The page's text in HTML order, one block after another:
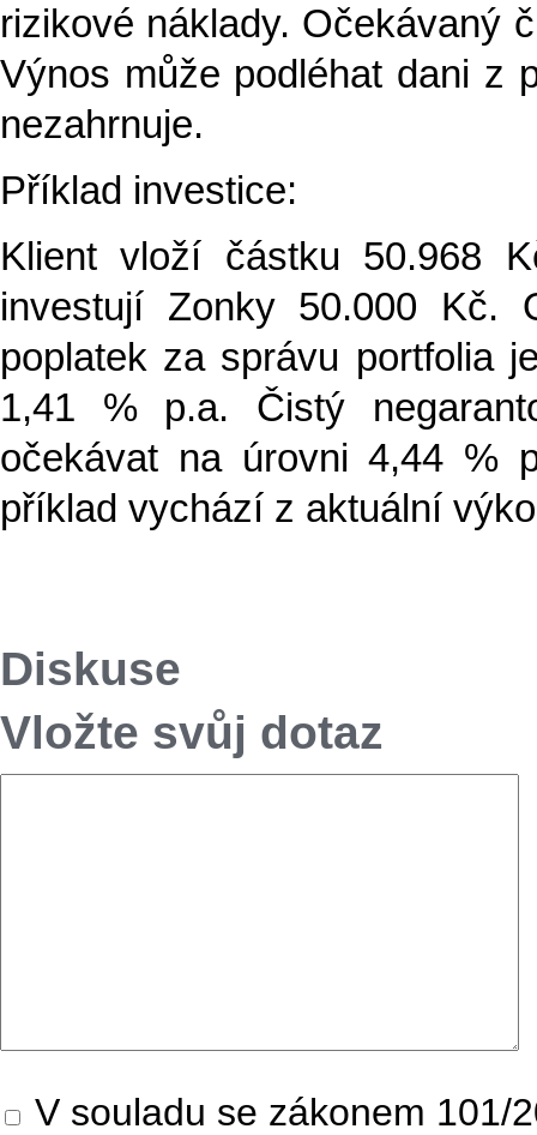
rizikové náklady. Očekávaný
Výnos může podléhat dani z
nezahrnuje.
Příklad investice:
Klient vloží částku 50.968
investují Zonky 50.000 Kč.
poplatek za správu portfolia
1,41 % p.a. Čistý
očekávat na úrovni 4,44 %
příklad vychází z aktuální
Diskuse
Vložte svůj dotaz
V souladu se zákonem 101/